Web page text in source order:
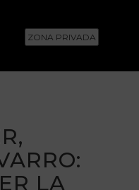
ZONA PRIVADA
LA